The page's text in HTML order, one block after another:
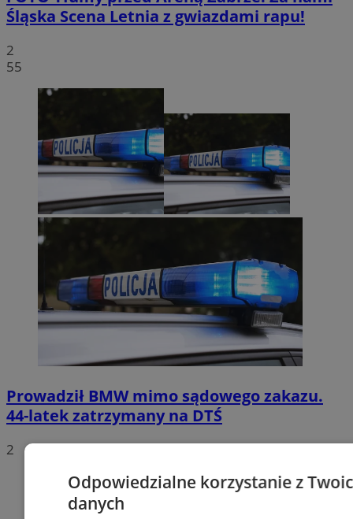
Śląska Scena Letnia z gwiazdami rapu!
2
55
Prowadził BMW mimo sądowego zakazu.
44-latek zatrzymany na DTŚ
2
Odpowiedzialne korzystanie z
danych